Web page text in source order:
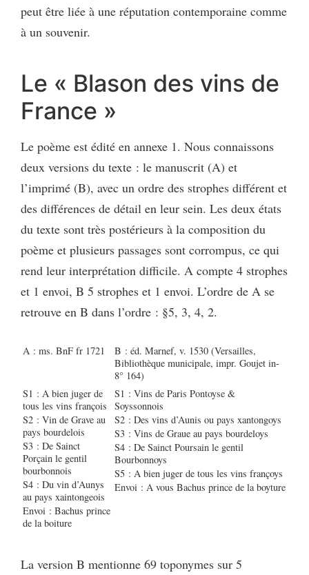
peut être liée à une réputation contemporaine comme
à un souvenir.
Le « Blason des vins de
France »
Le poème est édité en annexe 1. Nous connaissons
deux versions du texte : le manuscrit (A) et
l’imprimé (B), avec un ordre des strophes différent et
des différences de détail en leur sein. Les deux états
du texte sont très postérieurs à la composition du
poème et plusieurs passages sont corrompus, ce qui
rend leur interprétation difficile. A compte 4 strophes
et 1 envoi, B 5 strophes et 1 envoi. L’ordre de A se
retrouve en B dans l’ordre : §5, 3, 4, 2.
A : ms. BnF fr 1721
B : éd. Marnef, v. 1530 (Versailles,
Bibliothèque municipale, impr. Goujet in-
8° 164)
S1 : A bien juger de
tous les vins françois
S2 : Vin de Grave au
pays bourdelois
S3 : De Sainct
Porçain le gentil
bourbonnois
S4 : Du vin d’Aunys
au pays xaintongeois
Envoi : Bachus prince
de la boiture
S1 : Vins de Paris Pontoyse &
Soyssonnois
S2 : Des vins d’Aunis ou pays xantongoys
S3 : Vins de Graue au pays bourdeloys
S4 : De Sainct Poursain le gentil
Bourbonnoys
S5 : A bien juger de tous les vins françoys
Envoi : A vous Bachus prince de la boyture
La version B mentionne 69 toponymes sur 5